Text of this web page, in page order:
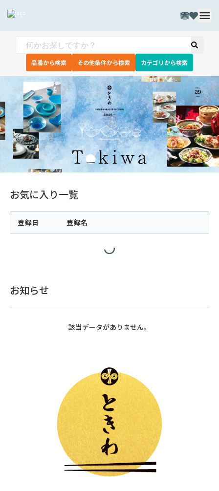
品番から検索 その他条件から検索 カテゴリから検索
お気に入り一覧
登録日 登録名
お知らせ
該当データがありません。